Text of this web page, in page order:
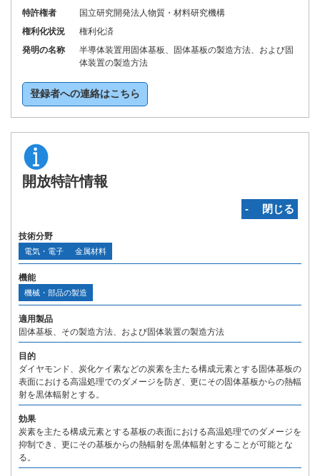
特許権者
国立研究開発法人物質・材料研究機構
権利化状況
権利化済
発明の名称
半導体装置用固体基板、固体基板の製造方法、および固
体装置の製造方法
登録者への連絡はこちら
開放特許情報
‐ 閉じる
技術分野
電気・電子 金属材料
機能
機械・部品の製造
適用製品
固体基板、その製造方法、および固体装置の製造方法
目的
ダイヤモンド、炭化ケイ素などの炭素を主たる構成元素とする固体基板の
表面における高温処理でのダメージを防ぎ、更にその固体基板からの熱輻
射を黒体輻射とする。
効果
炭素を主たる構成元素とする基板の表面における高温処理でのダメージを
抑制でき、更にその基板からの熱輻射を黒体輻射とすることが可能とな
る。